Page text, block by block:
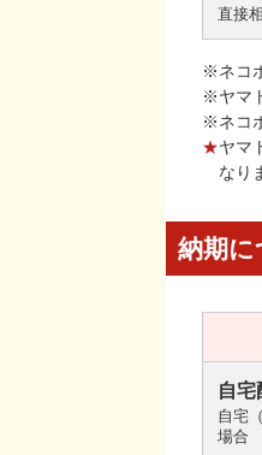
直接
※ネコ
※ヤマ
※ネコ
★ヤマ
なり
納期に
自宅
自宅
場合